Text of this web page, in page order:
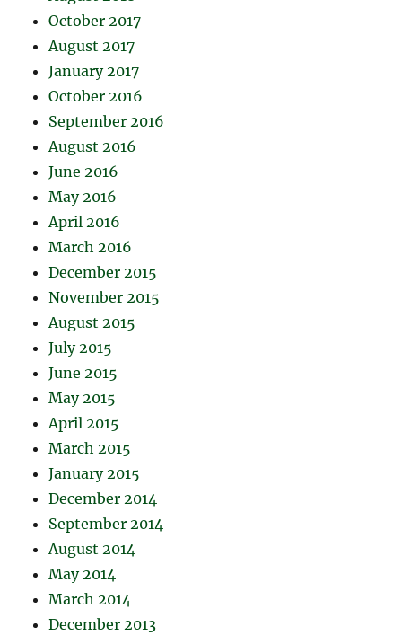
October 2017
August 2017
January 2017
October 2016
September 2016
August 2016
June 2016
May 2016
April 2016
March 2016
December 2015
November 2015
August 2015
July 2015
June 2015
May 2015
April 2015
March 2015
January 2015
December 2014
September 2014
August 2014
May 2014
March 2014
December 2013